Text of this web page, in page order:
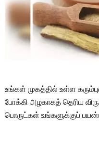
உங்கள் முகத்தில் உள்ள
போக்கி அழகாகத் தெரிய
பொருட்கள் உங்களுக்குப்